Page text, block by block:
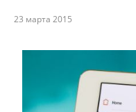
23 марта 2015